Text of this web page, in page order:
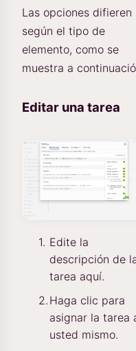
Las opciones difieren
según el tipo de
elemento, como se
muestra a
Editar una tarea
Edite la
descripción de
tarea aquí.
Haga clic para
asignar la tarea
usted mismo.